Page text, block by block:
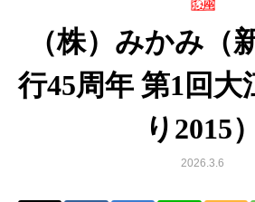
（株）みかみ（
行45周年 第1回大
り2015）
2026.3.6